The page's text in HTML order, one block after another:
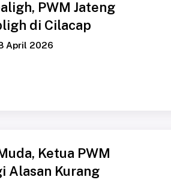
PWM Jateng
di Cilacap
April 2026
Ketua PWM
Alasan Kurang